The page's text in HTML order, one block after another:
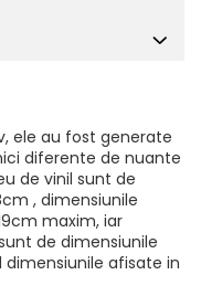
ele au fost generate
diferente de nuante
de vinil sunt de
, dimensiunile
maxim, iar
de dimensiunile
dimensiunile afisate in